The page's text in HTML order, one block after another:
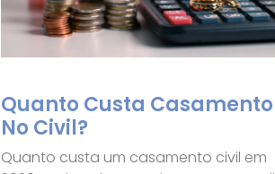
Quanto Custa Casamento
No Civil?
Quanto custa um casamento civil em